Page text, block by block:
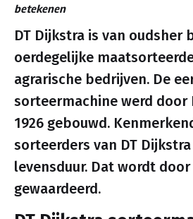
betekenen
DT Dijkstra is van oudsher
oerdegelijke
agrarische bedrijven. De
sorteermachine werd door
1926 gebouwd.
sorteerders van DT
levensduur. Dat wordt
gewaardeerd.